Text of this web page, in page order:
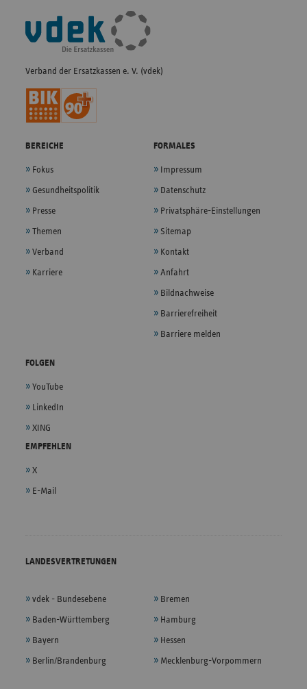
Fußleisten-
Navigation
Verband der Ersatzkassen e. V. (vdek)
BEREICHE
Fokus
Gesundheitspolitik
Presse
Themen
Verband
Karriere
FORMALES
Impressum
Datenschutz
Privatsphäre-Einstellungen
Sitemap
Kontakt
Anfahrt
Bildnachweise
Barrierefreiheit
Barriere melden
FOLGEN
YouTube
LinkedIn
XING
EMPFEHLEN
X
E-Mail
LANDESVERTRETUNGEN
vdek - Bundesebene
Baden-Württemberg
Bayern
Berlin/Brandenburg
Bremen
Hamburg
Hessen
Mecklenburg-Vorpommern